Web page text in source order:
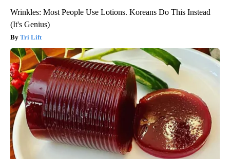
Wrinkles: Most People Use Lotions. Koreans Do This Instead
(It's Genius)
Tri Lift